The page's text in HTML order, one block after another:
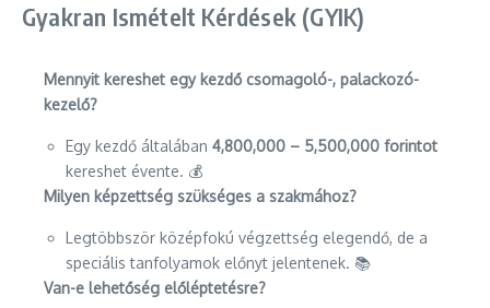
Gyakran Ismételt Kérdések (GYIK)
Mennyit kereshet egy kezdő csomagoló-, palackozó-
kezelő?
Egy kezdő általában 4,800,000 – 5,500,000 forintot
kereshet évente. 💰
Milyen képzettség szükséges a szakmához?
Legtöbbször középfokú végzettség elegendő, de a
speciális tanfolyamok előnyt jelentenek. 📚
Van-e lehetőség előléptetésre?